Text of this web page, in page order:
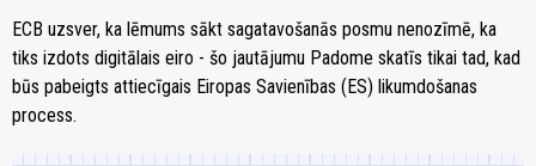
ECB uzsver, ka lēmums sākt sagatavošanās posmu nenozīmē, ka
tiks izdots digitālais eiro - šo jautājumu Padome skatīs tikai tad, kad
būs pabeigts attiecīgais Eiropas Savienības (ES) likumdošanas
process.